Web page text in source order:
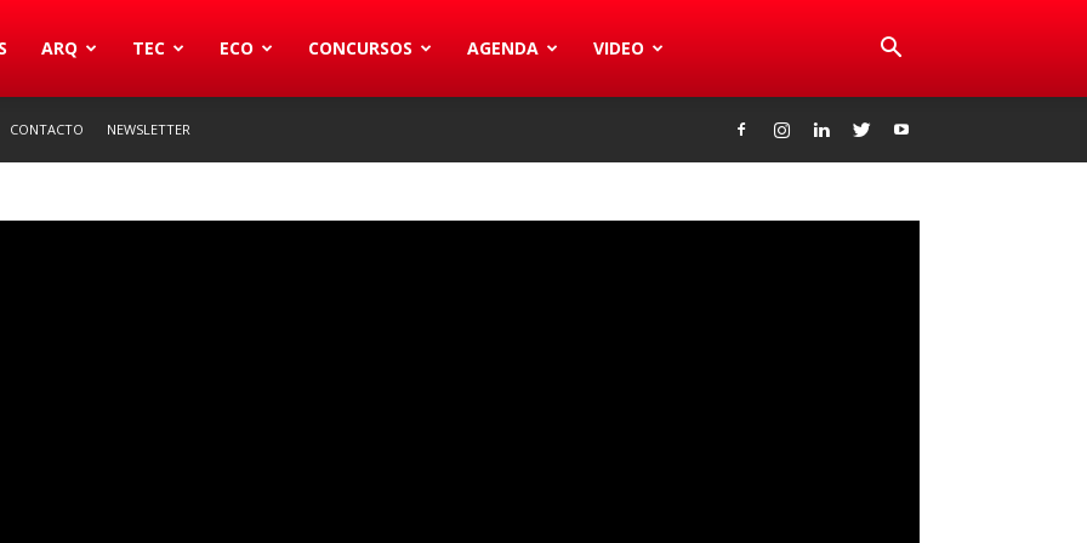
ARQ TEC ECO CONCURSOS AGENDA VIDEO
CONTACTO NEWSLETTER